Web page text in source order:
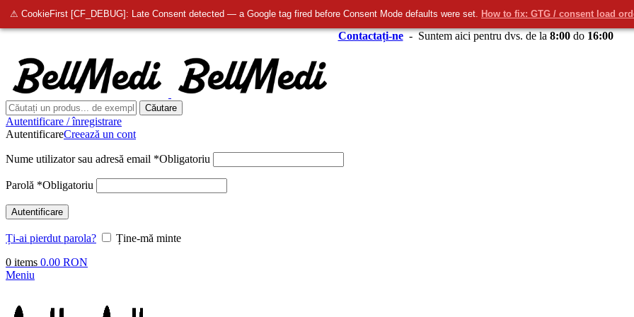
⚠ CookieFirst [CF_DEBUG]: Late Consent detected — a Google tag fired before Consent Mode defaults were set. How to fix: GTG / consent load
info@bellmedi.ro
Contactați-ne- Suntem aici pentru dvs. de la8:00do16:00
Căutare
Autentificare / înregistrare
AutentificareCreează un cont
Nume utilizator sau adresă email *Obligatoriu
Parolă *Obligatoriu
Autentificare
Ți-ai pierdut parola?
Ține-mă minte
0 items 0.00 RON
Meniu